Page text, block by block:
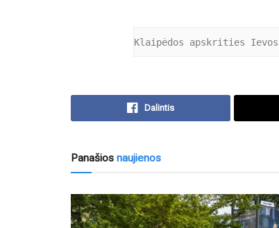
Klaipėdos apskrities
Dalintis
Panašios naujienos